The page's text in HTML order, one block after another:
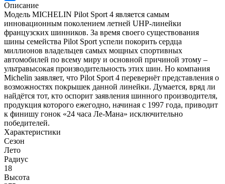
Описание
Модель MICHELIN Pilot Sport 4 является самым
инновационным поколением летней UHP-линейки
французских шинников. За время своего существования
шины семейства Pilot Sport успели покорить сердца
миллионов владельцев самых мощных спортивных
автомобилей по всему миру и основной причиной этому –
ультравысокая производительность этих шин. Но компания
Michelin заявляет, что Pilot Sport 4 перевернёт представления о
возможностях покрышек данной линейки. Думается, вряд ли
найдётся тот, кто оспорит заявления шинного производителя,
продукция которого ежегодно, начиная с 1997 года, приводит
к финишу гонок «24 часа Ле-Мана» исключительно
победителей.
Характеристики
Сезон
Лето
Радиус
18
Высота